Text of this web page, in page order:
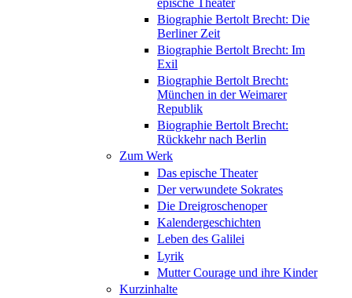
Biographie Bertolt Brecht: Die
Berliner Zeit
Biographie Bertolt Brecht: Im
Exil
Biographie Bertolt Brecht:
München in der Weimarer
Republik
Biographie Bertolt Brecht:
Rückkehr nach Berlin
Zum Werk
Das epische Theater
Der verwundete Sokrates
Die Dreigroschenoper
Kalendergeschichten
Leben des Galilei
Lyrik
Mutter Courage und ihre Kinder
Kurzinhalte